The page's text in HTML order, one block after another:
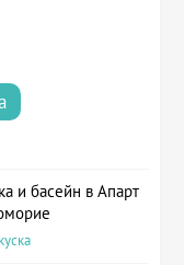
и басейн в Апарт